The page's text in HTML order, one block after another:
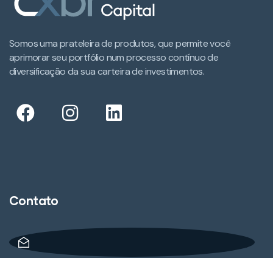
Somos uma prateleira de produtos, que permite você
aprimorar seu portfólio num processo contínuo de
diversificação da sua carteira de investimentos.​
Contato